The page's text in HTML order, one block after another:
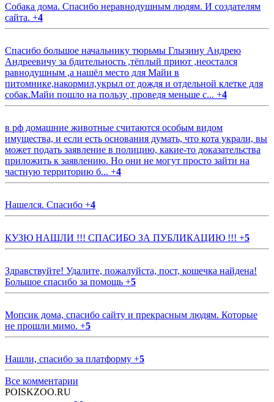
Собака дома. Спасибо неравнодушным людям. И создателям
сайта. +4
Спасибо большое начальнику тюрьмы Глызину Андрею
Андреевичу за бдительность ,тёплый приют ,неостался
равнодушным ,а нашёл место для Майи в
питомнике,накормил,укрыл от дождя и отдельной клетке для
собак.Майи пошло на пользу ,проведя меньше с... +4
в рф домашние животные считаются особым видом
имущества, и если есть основания думать, что кота украли, вы
может подать заявление в полицию, какие-то доказательства
приложить к заявлению. Но они не могут просто зайти на
частную территорию б... +4
Нашелся. Спасибо +4
КУЗЮ НАШЛИ !!! СПАСИБО ЗА ПУБЛИКАЦИЮ !!! +5
Здравствуйте! Удалите, пожалуйста, пост, кошечка найдена!
Большое спасибо за помощь +5
Мопсик дома, спасибо сайту и прекрасным людям. Которые
не прошли мимо. +5
Нашли, спасибо за платформу +5
Все комментарии
POISKZOO.RU